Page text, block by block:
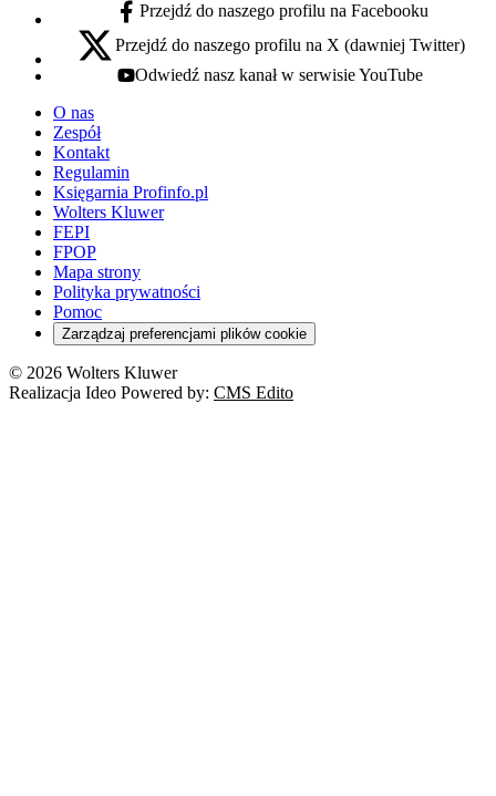
facebook - otwiera się w nowej karcie
Przejdź do naszego profilu na Facebooku
x - otwiera się w nowej karcie
Przejdź do naszego profilu na X (dawniej Twitter)
youtube - otwiera się w nowej karcie
Odwiedź nasz kanał w serwisie YouTube
O nas
Zespół
Kontakt
Regulamin
Księgarnia Profinfo.pl
Wolters Kluwer
FEPI
FPOP
Mapa strony
Polityka prywatności
Pomoc
Zarządzaj preferencjami plików cookie
© 2026 Wolters Kluwer
Realizacja Ideo Powered by: CMS Edito